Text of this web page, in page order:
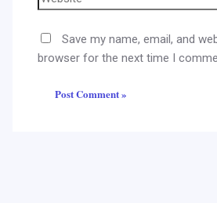
Save my name, email, and
browser for the next time I